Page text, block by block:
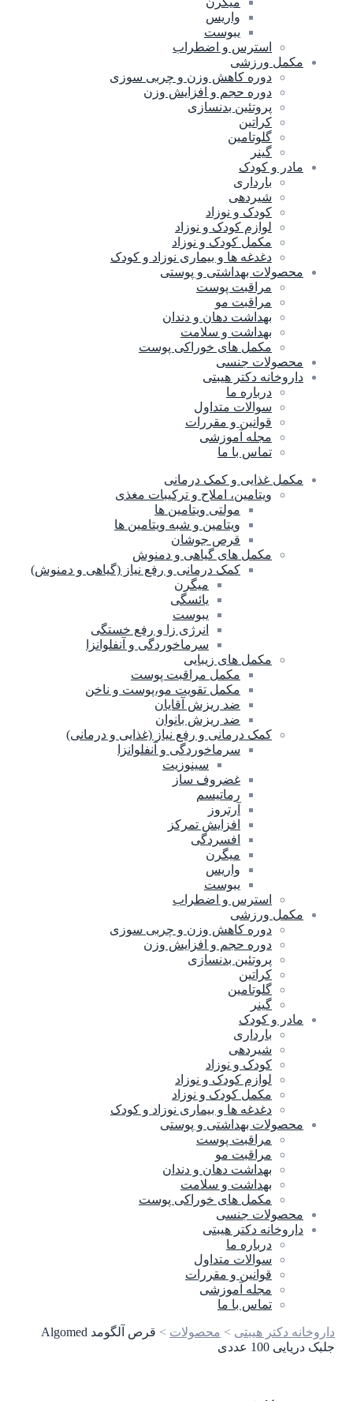
واریس
یبوست
استرس و اضطراب
مکمل ورزشی
دوره کاهش وزن و چربی سوزی
دوره حجم و افزایش وزن
پروتئین بدنسازی
کراتین
گلوتامین
گینر
مادر و کودک
بارداری
شیردهی
کودک و نوزاد
لوازم کودک و نوزاد
مکمل کودک و نوزاد
دغدغه ها و بیماری نوزاد و کودک
محصولات بهداشتی و پوستی
مراقبت پوست
مراقبت مو
بهداشت دهان و دندان
بهداشت و سلامت
مکمل های خوراکی پوست
محصولات جنسی
داروخانه دکتر هیبتی
درباره ما
سوالات متداول
قوانین و مقررات
مجله آموزشی
تماس با ما
مکمل غذایی و کمک درمانی
ویتامین، املاح و ترکیبات مغذی
مولتی ویتامین ها
ویتامین و شبه ویتامین ها
قرص جوشان
مکمل های گیاهی و دمنوش
کمک درمانی و رفع نیاز (گیاهی و دمنوش)
میگرن
یائسگی
یبوست
انرژی زا و رفع خستگی
سرماخوردگی و آنفلوانزا
مکمل های زیبایی
مکمل مراقبت پوست
مکمل تقویت مو،پوست و ناخن
ضد ریزش آقایان
ضد ریزش بانوان
کمک درمانی و رفع نیاز (غذایی و درمانی)
سرماخوردگی و آنفلوانزا
سینوزیت
غضروف ساز
رماتیسم
آرتروز
افزایش تمرکز
افسردگی
میگرن
واریس
یبوست
استرس و اضطراب
مکمل ورزشی
دوره کاهش وزن و چربی سوزی
دوره حجم و افزایش وزن
پروتئین بدنسازی
کراتین
گلوتامین
گینر
مادر و کودک
بارداری
شیردهی
کودک و نوزاد
لوازم کودک و نوزاد
مکمل کودک و نوزاد
دغدغه ها و بیماری نوزاد و کودک
محصولات بهداشتی و پوستی
مراقبت پوست
مراقبت مو
بهداشت دهان و دندان
بهداشت و سلامت
مکمل های خوراکی پوست
محصولات جنسی
داروخانه دکتر هیبتی
درباره ما
سوالات متداول
قوانین و مقررات
مجله آموزشی
تماس با ما
داروخانه دکتر هیبتی > محصولات >
قرص آلگومد Algomed
جلبک دریایی 100 عددی